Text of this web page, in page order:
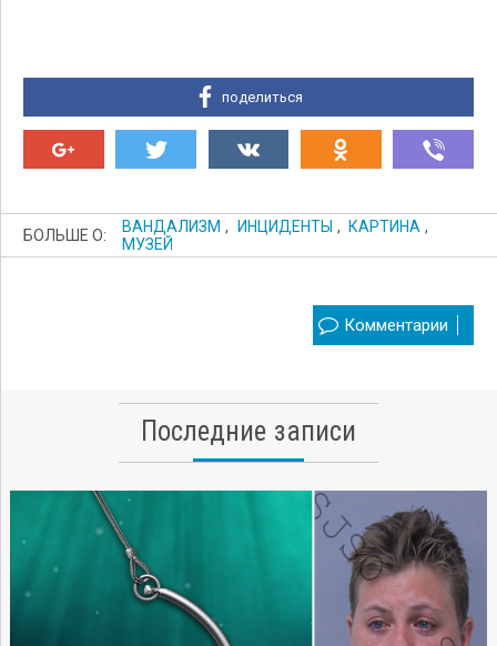
поделиться
БОЛЬШЕ О: ВАНДАЛИЗМ , ИНЦИДЕНТЫ , КАРТИНА ,
МУЗЕЙ
Комментарии
Последние записи